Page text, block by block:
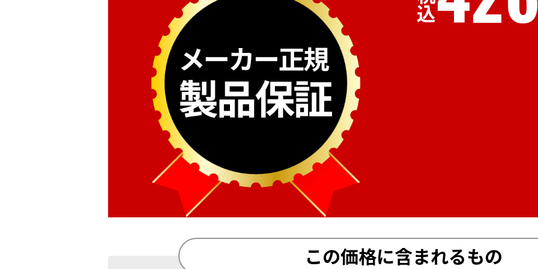
この価格に含まれるもの